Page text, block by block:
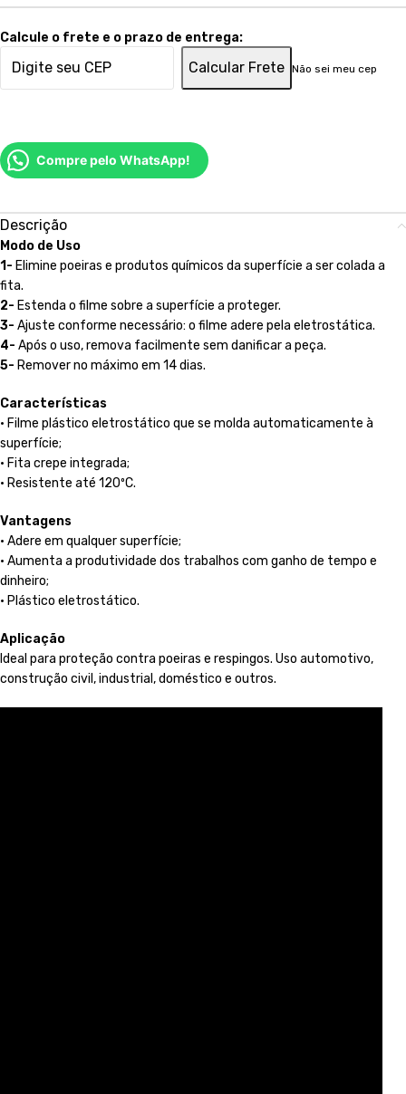
Calcule o frete e o prazo de entrega:
Calcular Frete Não sei meu cep
Compre pelo WhatsApp!
Descrição
Modo de Uso
1- Elimine poeiras e produtos químicos da superfície a ser colada a
fita.
2- Estenda o filme sobre a superfície a proteger.
3- Ajuste conforme necessário: o filme adere pela eletrostática.
4- Após o uso, remova facilmente sem danificar a peça.
5- Remover no máximo em 14 dias.
Características
• Filme plástico eletrostático que se molda automaticamente à
superfície;
• Fita crepe integrada;
• Resistente até 120ºC.
Vantagens
• Adere em qualquer superfície;
• Aumenta a produtividade dos trabalhos com ganho de tempo e
dinheiro;
• Plástico eletrostático.
Aplicação
Ideal para proteção contra poeiras e respingos. Uso automotivo,
construção civil, industrial, doméstico e outros.